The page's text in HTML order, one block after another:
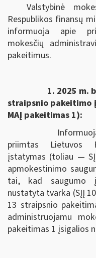
Valstybinė
Respublikos finansų
informuoja apie
mokesčių
pakeitimus.
1. 2025 m.
straipsnio pakeitimo
MAĮ pakeitimas 1):
priimtas Lietuvos
įstatymas (toliau —
apmokestinimo
tai, kad saugumo
nustatyta tvarka (SĮĮ
13 straipsnio
administruojamu
pakeitimas 1 įsigalios